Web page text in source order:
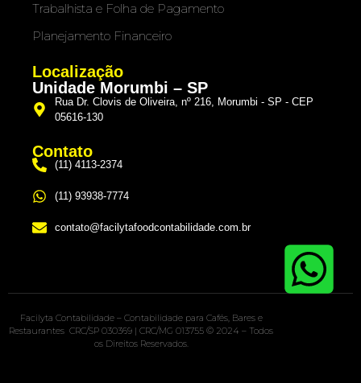
Trabalhista e Folha de Pagamento
Planejamento Financeiro
Localização
Unidade Morumbi – SP
Rua Dr. Clovis de Oliveira, nº 216, Morumbi - SP - CEP
05616-130
Contato
(11) 4113-2374
(11) 93938-7774
contato@facilytafoodcontabilidade.com.br
Facilyta Contabilidade – Contabilidade para Cafés, Bares e
Restaurantes CRC/SP 030369 | CRC/MG 013755 © 2024 – Todos
os Direitos Reservados.